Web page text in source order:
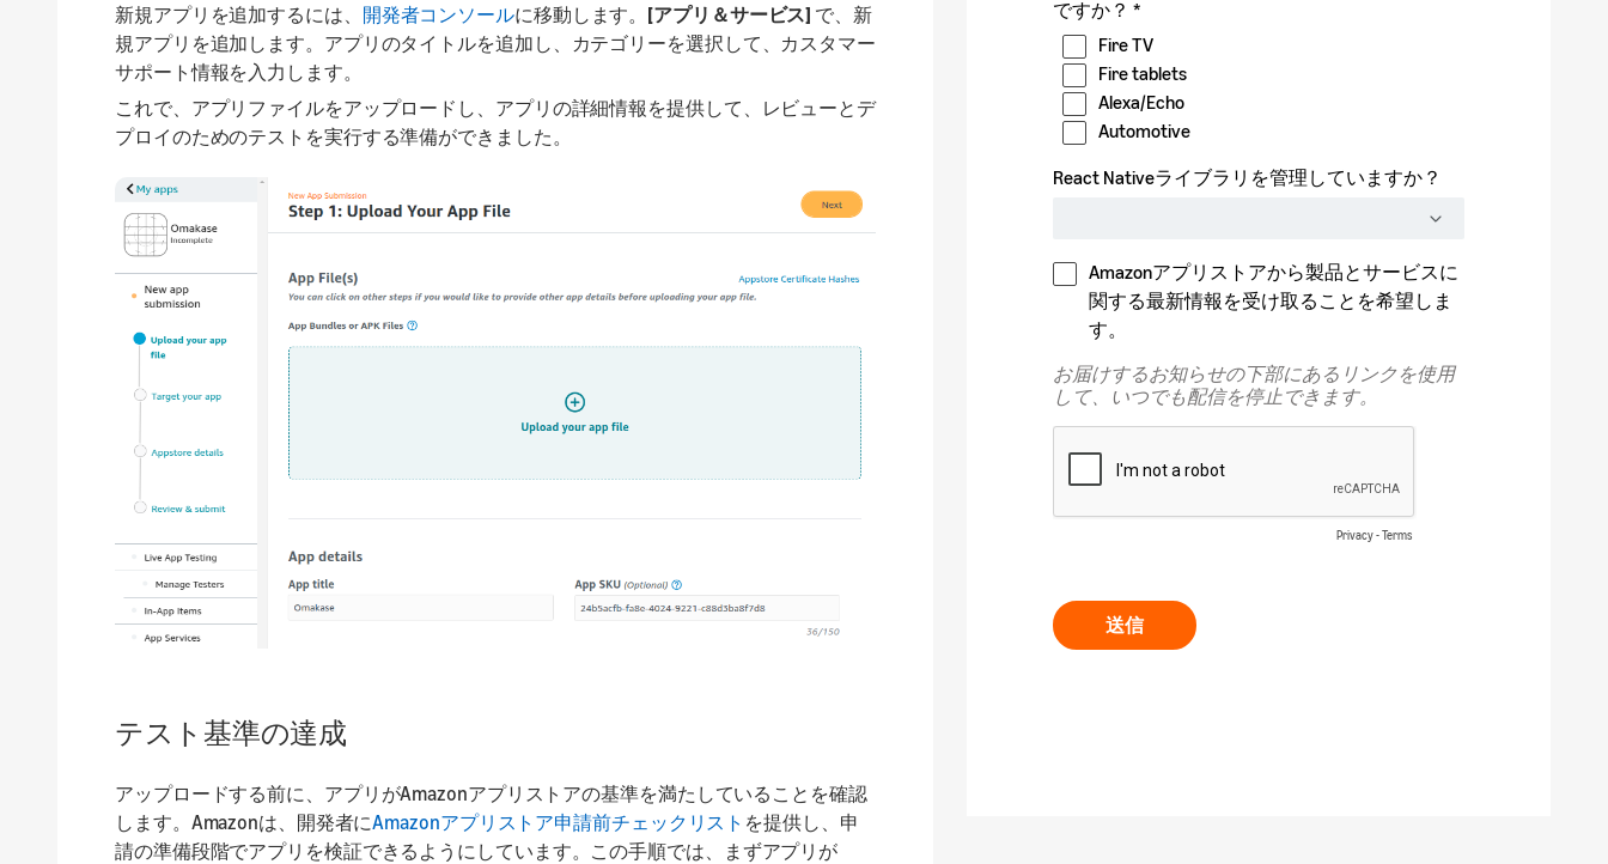
新規アプリを追加するには、 開発者コンソールに移動します。 [アプリ＆サービス] で、新
規アプリを追加します。アプリのタイトルを追加し、カテゴリーを選択して、カスタマー
サポート情報を入力します。
これで、アプリファイルをアップロードし、アプリの詳細情報を提供して、レビューとデ
プロイのためのテストを実行する準備ができました。
テスト基準の達成
アップロードする前に、アプリがAmazonアプリストアの基準を満たしていることを確認
します。Amazonは、開発者にAmazonアプリストア申請前チェックリスト を提供し、申
請の準備段階でアプリを検証できるようにしています。この手順では、まずアプリが